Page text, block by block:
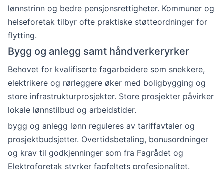
lønnstrinn og bedre pensjonsrettigheter. Kommuner og
helseforetak tilbyr ofte praktiske støtteordninger for
flytting.
Bygg og anlegg samt håndverkeryrker
Behovet for kvalifiserte fagarbeidere som snekkere,
elektrikere og rørleggere øker med boligbygging og
store infrastrukturprosjekter. Store prosjekter påvirker
lokale lønnstilbud og arbeidstider.
bygg og anlegg lønn reguleres av tariffavtaler og
prosjektbudsjetter. Overtidsbetaling, bonusordninger
og krav til godkjenninger som fra Fagrådet og
Elektroforetak styrker fagfeltets profesjonalitet.